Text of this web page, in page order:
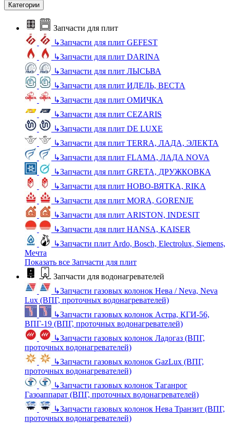
Категории
Запчасти для плит
↳Запчасти для плит GEFEST
↳Запчасти для плит DARINA
↳Запчасти для плит ЛЫСЬВА
↳Запчасти для плит ИДЕЛЬ, ВЕСТА
↳Запчасти для плит ОМИЧКА
↳Запчасти для плит CEZARIS
↳Запчасти для плит DE LUXE
↳Запчасти для плит TERRA, ЛАДА, ЭЛЕКТА
↳Запчасти для плит FLAMA, ЛАДА NOVA
↳Запчасти для плит GRETA, ДРУЖКОВКА
↳Запчасти для плит НОВО-ВЯТКА, RIKA
↳Запчасти для плит MORA, GORENJE
↳Запчасти для плит ARISTON, INDESIT
↳Запчасти для плит HANSA, KAISER
↳Запчасти плит Ardo, Bosch, Electrolux, Siemens,
Мечта
Показать все Запчасти для плит
Запчасти для водонагревателей
↳Запчасти газовых колонок Нева / Neva, Neva
Lux (ВПГ, проточных водонагревателей)
↳Запчасти газовых колонок Астра, КГИ-56,
ВПГ-19 (ВПГ, проточных водонагревателей)
↳Запчасти газовых колонок Ладогаз (ВПГ,
проточных водонагревателей)
↳Запчасти газовых колонок GazLux (ВПГ,
проточных водонагревателей)
↳Запчасти газовых колонок Таганрог
Газоаппарат (ВПГ, проточных водонагревателей)
↳Запчасти газовых колонок Нева Транзит (ВПГ,
проточных водонагревателей)